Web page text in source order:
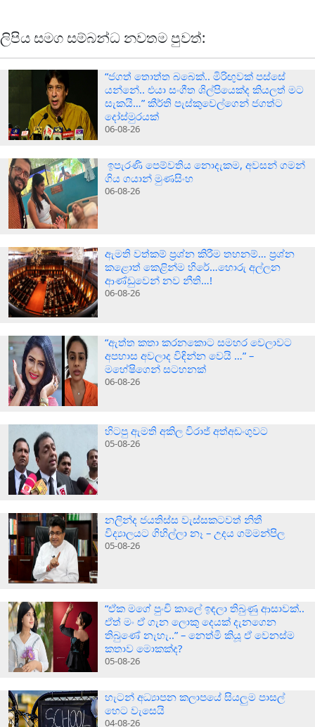
ලිපිය සමග සම්බන්ධ නවතම පුවත්:
“ජගත් තොත්ත බබෙක්.. මිරිඟුවක් පස්සේ
යන්නේ.. එයා සංගීත ශිල්පියෙක්ද කියලත් මට
සැකයි…” කීර්ති පැස්කුවෙල්ගෙන් ජගත්ට
දෝස්මුරයක්
06-08-26
ඉපැරණි පෙම්වතිය නොදැකම, අවසන් ගමන්
ගිය ගයාන් මුණසිංහ
06-08-26
ඇමති වත්කම් ප්‍රශ්න කිරීම තහනම්… ප්‍රශ්න
කළොත් කෙළින්ම හිරේ…හොරු අල්ලන
ආණ්ඩුවෙන් නව නීති…!
06-08-26
“ඇත්ත කතා කරනකොට සමහර වෙලාවට
අපහාස අවලාද විඳින්න වෙයි …” –
මහේෂිගෙන් සටහනක්
06-08-26
හිටපු ඇමති අකිල විරාජ් අත්අඩංගුවට
05-08-26
නලින්ද ජයතිස්ස වැස්සකටවත් නිතී
විද්‍යාලයට ගිහිල්ලා නෑ – උදය ගම්මන්පිල
05-08-26
“ඒක මගේ පුංචි කාලේ ඉඳලා තිබුණු ආසාවක්..
ඒත් මං ඒ ගැන ලොකු දෙයක් දැනගෙන
තිබුණේ නැහැ..” – නෙත්මි කියූ ඒ වෙනස්ම
කතාව මොකක්ද?
05-08-26
හැටන් අධ්‍යාපන කලාපයේ සියලුම පාසල්
හෙට වැසෙයි
04-08-26